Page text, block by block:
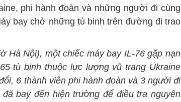
phi hành đoàn và những người đi cùng
bay chở những tù binh trên đường đi trao
Hà Nội), một chiếc máy bay IL-76 gặp nạn
tù binh thuộc lực lượng vũ trang Ukraine
6 thành viên phi hành đoàn và 3 người đi
bay đến hiện trường để điều tra nguyên